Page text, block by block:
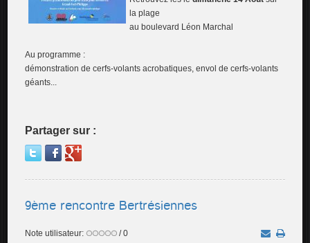
la plage
au boulevard Léon Marchal
Au programme :
démonstration de cerfs-volants acrobatiques, envol de cerfs-volants
géants...
Partager sur :
9ème rencontre Bertrésiennes
Note utilisateur: / 0